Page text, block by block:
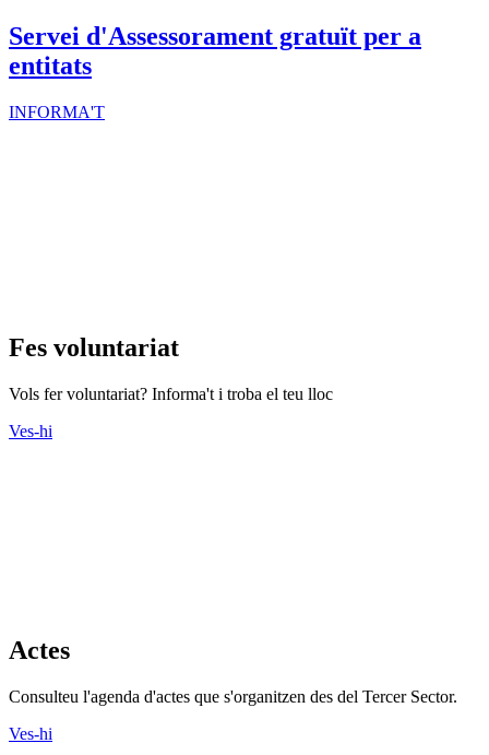
Servei d'Assessorament gratuït per a
entitats
INFORMA'T
Fes voluntariat
Vols fer voluntariat? Informa't i troba el teu lloc
Ves-hi
Actes
Consulteu l'agenda d'actes que s'organitzen des del Tercer Sector.
Ves-hi